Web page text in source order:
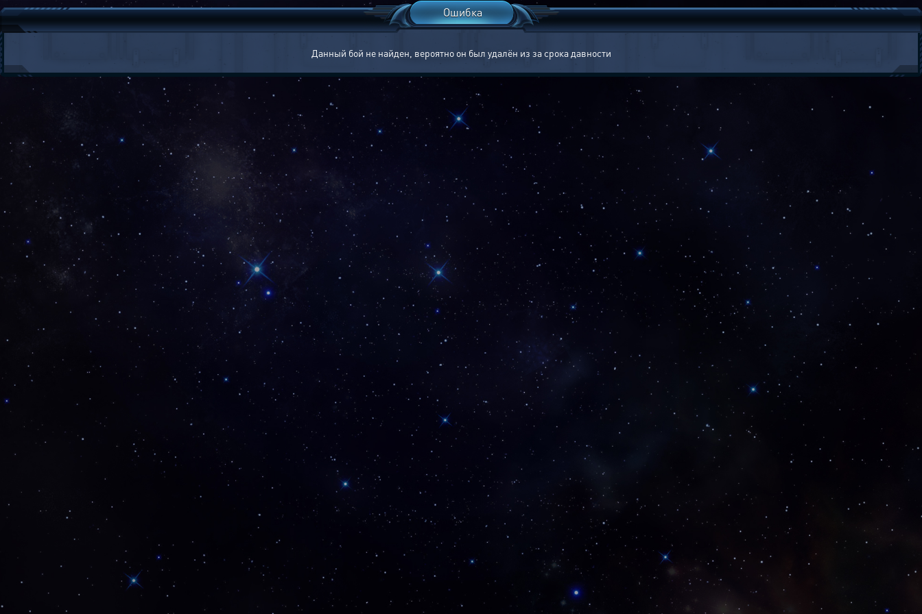
Ошибка
Данный бой не найден, вероятно он был удалён из за срока давности